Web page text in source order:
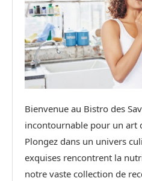
Bienvenue au Bistro des
incontournable pour un art
Plongez dans un univers
exquises rencontrent la
notre vaste collection de